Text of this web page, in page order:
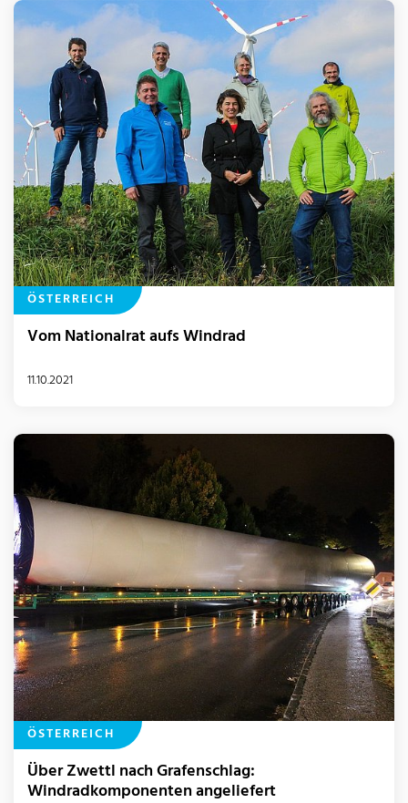
ÖSTERREICH
Vom Nationalrat aufs Windrad
11.10.2021
ÖSTERREICH
Über Zwettl nach Grafenschlag:
Windradkomponenten angeliefert